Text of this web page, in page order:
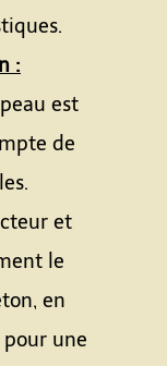
:
est
de
et
le
en
une